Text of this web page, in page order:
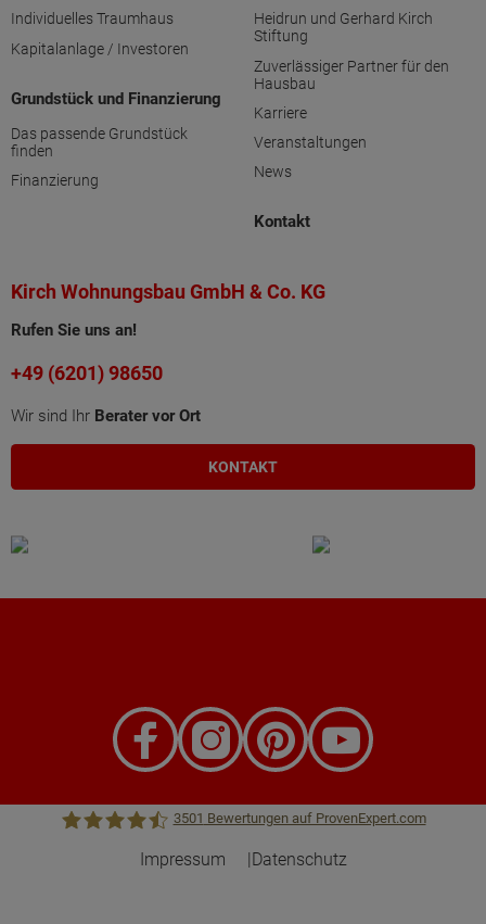
Individuelles Traumhaus
Kapitalanlage / Investoren
Grundstück und Finanzierung
Das passende Grundstück
finden
Finanzierung
Heidrun und Gerhard Kirch
Stiftung
Zuverlässiger Partner für den
Hausbau
Karriere
Veranstaltungen
News
Kontakt
Kirch Wohnungsbau GmbH & Co. KG
Rufen Sie uns an!
+49 (6201) 98650
Wir sind Ihr Berater vor Ort
KONTAKT
3501 Bewertungen auf ProvenExpert.com
Impressum Datenschutz